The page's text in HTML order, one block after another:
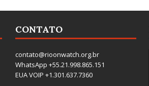
CONTATO
contato@rioonwatch.org.br
WhatsApp +55.21.998.865.151
EUA VOIP +1.301.637.7360